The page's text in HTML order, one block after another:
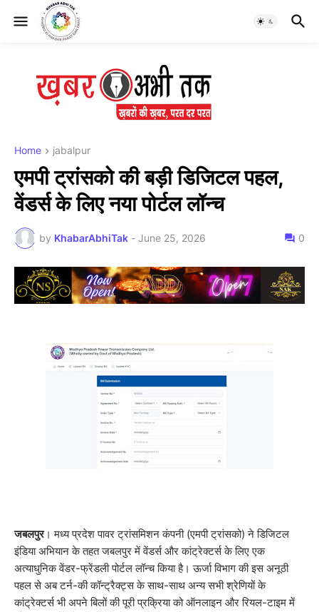
Home jabalpur
एमपी ट्रांसको की बड़ी डिजिटल पहल,
वेंडर्स के लिए नया पोर्टल लॉन्च
by KhabarAbhiTak - June 25, 2026 0
जबलपुर। मध्य प्रदेश पावर ट्रांसमिशन कंपनी (एमपी ट्रांसको) ने डिजिटल
इंडिया अभियान के तहत जबलपुर में वेंडर्स और कांट्रेक्टर्स के लिए एक
अत्याधुनिक वेंडर-फ्रेंडली पोर्टल लॉन्च किया है। ऊर्जा विभाग की इस अनूठी
पहल से अब टर्न-की कॉन्ट्रैक्ट्स के साथ-साथ अन्य सभी श्रेणियों के
कांट्रेक्टर्स भी अपने बिलों की पूरी प्रक्रिया को ऑनलाइन और रियल-टाइम में